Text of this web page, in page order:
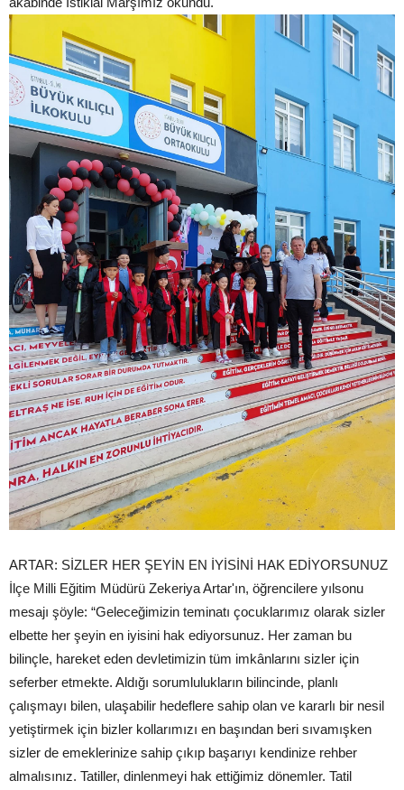
ARTAR: SİZLER HER ŞEYİN EN İYİSİNİ HAK EDİYORSUNUZ
İlçe Milli Eğitim Müdürü Zekeriya Artar'ın, öğrencilere yılsonu
mesajı şöyle: “Geleceğimizin teminatı çocuklarımız olarak sizler
elbette her şeyin en iyisini hak ediyorsunuz. Her zaman bu
bilinçle, hareket eden devletimizin tüm imkânlarını sizler için
seferber etmekte. Aldığı sorumlulukların bilincinde, planlı
çalışmayı bilen, ulaşabilir hedeflere sahip olan ve kararlı bir nesil
yetiştirmek için bizler kollarımızı en başından beri sıvamışken
sizler de emeklerinize sahip çıkıp başarıyı kendinize rehber
almalısınız. Tatiller, dinlenmeyi hak ettiğimiz dönemler. Tatil